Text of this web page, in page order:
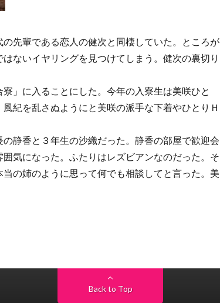
先輩である恋人の健次と同棲していた。ところが
ないイヤリングを見つけてしまう。健次の裏切り
」に入ることにした。今年の入寮生は美咲ひと
紀を乱さぬようにと美咲の派手な下着やひとりＨ
静香と３年生の沙織だった。静香の部屋で歓迎会
気になった。ふたりはレズビアンなのだった。そ
の姉のように思って何でも相談してと言った。美
Back to Top